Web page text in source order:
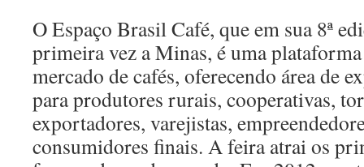
O Espaço Brasil Café, que em sua 8ª
primeira vez a Minas, é uma
mercado de cafés, oferecendo área de
para produtores rurais, cooperativas,
exportadores, varejistas,
consumidores finais. A feira atrai os